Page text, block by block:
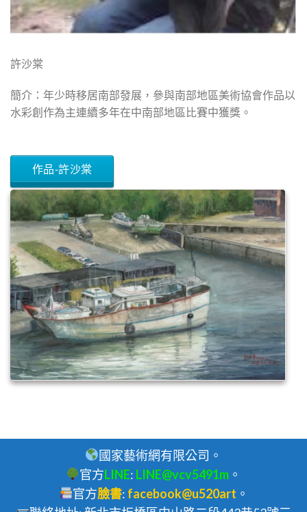
許沙棠
簡介：年少時移居南部發展，參與南部地區美術協會作品以
水彩創作為主連續多年在中南部地區比賽中獲獎。
作品-許沙棠
國家藝術網有限公司。
官方LINE: LINE@vcv5491m 。
官方臉書: facebook@u520art 。